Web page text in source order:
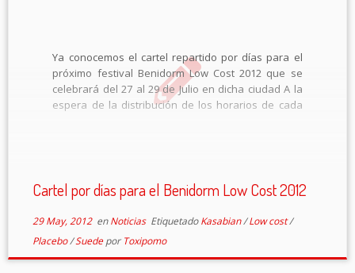
Ya conocemos el cartel repartido por días para el
próximo festival Benidorm Low Cost 2012 que se
celebrará del 27 al 29 de Julio en dicha ciudad A la
espera de la distribución de los horarios de cada
Cartel por días para el Benidorm Low Cost 2012
29 May, 2012enNoticias EtiquetadoKasabian/Low cost/
Placebo/Suedepor Toxipomo